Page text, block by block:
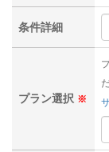
条件詳細
プラン選択 ※